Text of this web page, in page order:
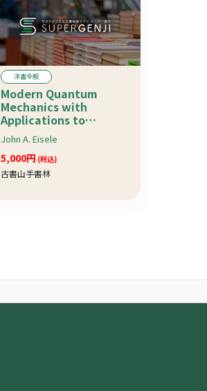
洋書全般
Modern Quantum
Mechanics with
Applications to
Elementary Particle
Physics（素粒子物理のた
めの現代量子力学）
John A. Eisele
5,000円 (税込)
古書山手書林